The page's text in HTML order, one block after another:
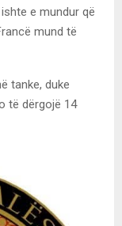
e mundur që
mund të
tanke, duke
të dërgojë 14